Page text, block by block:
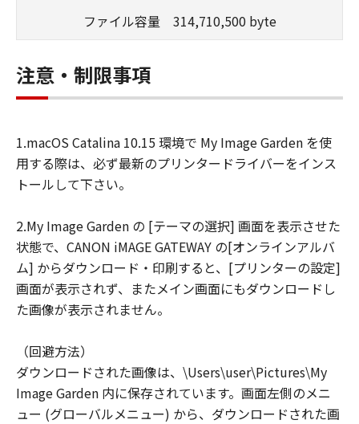
ていかなる保証もいたしません。
キヤノン、キヤノンマーケティングジャパ
ン株式会社およびキヤノンのライセンサー
は、本ソフトウェアの使用に付随または関
連して生ずる直接的または間接的な損失、
一切の責任を負いません。
ユーザーは、日本国政府または該当国の政
府より必要な許可等を得ることなしに、本
ソフトウェアの全部または一部を、直接ま
たは間接に輸出してはなりません。
ファイル容量 314,710,500 byte
注意・制限事項
1.macOS Catalina 10.15 環境で My Image Garden を使
用する際は、必ず最新のプリンタードライバーをインス
トールして下さい。
2.My Image Garden の [テーマの選択] 画面を表示させた
状態で、CANON iMAGE GATEWAY の[オンラインアルバ
ム] からダウンロード・印刷すると、[プリンターの設定]
画面が表示されず、またメイン画面にもダウンロードし
た画像が表示されません。
（回避方法）
ダウンロードされた画像は、\Users\user\Pictures\My
Image Garden 内に保存されています。画面左側のメニ
ュー (グローバルメニュー) から、ダウンロードされた画